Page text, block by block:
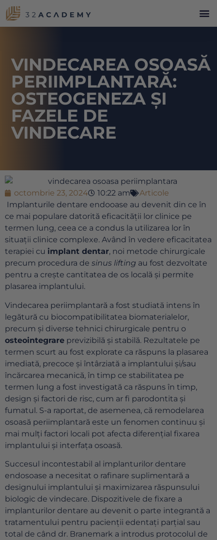
VINDECAREA OSOASĂ
PERIIMPLANTARĂ:
OSTEOGENEZA ȘI
FAZELE DE
VINDECARE
octombrie 23, 2024 10:22 am
Articole
Implanturile dentare endooase au devenit din ce în
ce mai populare datorită eficacității lor clinice pe
termen lung, ceea ce a condus la utilizarea lor în
situații clinice complexe. Având în vedere eficacitatea
terapiei cu implant dentar, noi metode chirurgicale
precum procedura de sinus lifting au fost dezvoltate
pentru a crește cantitatea de os locală și permite
plasarea implantului.
Vindecarea periimplantară a fost studiată intens în
legătură cu biocompatibilitatea biomaterialelor,
precum și diverse tehnici chirurgicale pentru o
osteointegrare previzibilă și stabilă. Rezultatele pe
termen scurt au fost explorate ca răspuns la plasarea
imediată, precoce și întârziată a implantului și/sau
încărcarea mecanică, în timp ce stabilitatea pe
termen lung a fost investigată ca răspuns în timp,
design și factori de risc, cum ar fi parodontita și
fumatul. S-a raportat, de asemenea, că remodelarea
osoasă periimplantară este un fenomen continuu și
mai mulți factori locali pot afecta diferențial fixarea
implantului și interfața osoasă.
Succesul incontestabil al implanturilor dentare
endosoase a necesitat o rafinare suplimentară a
designului implantului și maximizarea răspunsului
biologic de vindecare. Dispozitivele de fixare a
implanturilor dentare au devenit o parte integrantă a
tratamentului pentru pacienții edentați parțial sau
total de când dr. Branemark a introdus protocolul de